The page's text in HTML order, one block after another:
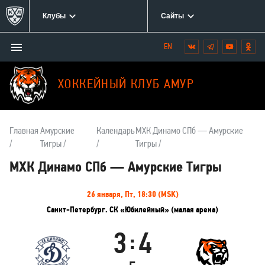
Клубы Сайты
ХОККЕЙНЫЙ КЛУБ АМУР
Открыть/
закрыть
меню
Мы
в
социальных
сетях:
Вконтакте
Telegram
YouTube
Главная Амурские
Тигры
КалендарьМХК Динамо СПб — Амурские
Тигры
МХК Динамо СПб — Амурские Тигры
26 января, Пт, 18:30 (MSK)
Санкт-Петербург. СК «Юбилейный» (малая арена)
МХК
3 : 4
Амурские